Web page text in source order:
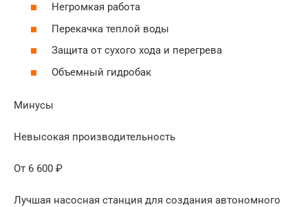
Негромкая работа
Перекачка теплой воды
Защита от сухого хода и перегрева
Объемный гидробак
Минусы
Невысокая производительность
От 6 600 ₽
Лучшая насосная станция для создания автономного